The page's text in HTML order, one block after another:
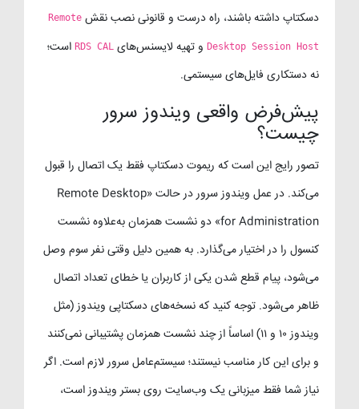
دسکتاپ داشته باشند، راه درست و قانونی نصب نقش Remote
Desktop Session Host و تهیه لایسنس‌های RDS CAL است؛
نه دستکاری فایل‌های سیستمی.
پیش‌فرض واقعی ویندوز سرور
چیست؟
تصور رایج این است که ریموت دسکتاپ فقط یک اتصال را قبول
می‌کند. در عمل ویندوز سرور در حالت «Remote Desktop
for Administration» دو نشست همزمان به‌علاوه نشست
کنسول را در اختیار می‌گذارد. به همین دلیل وقتی نفر سوم وصل
می‌شود، پیام قطع شدن یکی از کاربران یا خطای تعداد اتصال
ظاهر می‌شود. توجه کنید که نسخه‌های دسکتاپی ویندوز (مثل
ویندوز ۱۰ و ۱۱) اساساً از چند نشست همزمان پشتیبانی نمی‌کنند
و برای این کار مناسب نیستند؛ سیستم‌عامل سرور لازم است. اگر
نیاز شما فقط میزبانی یک وب‌سایت روی بستر ویندوز است،